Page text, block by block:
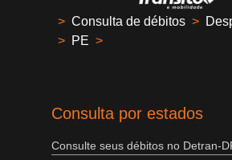
> Consulta de débitos >
> PE >
Consulta por estados
Consulte seus débitos no Detran-